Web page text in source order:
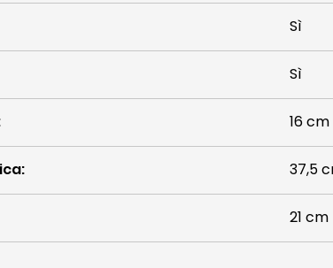
Sì
Sì
16 cm
: 37,5
21 cm